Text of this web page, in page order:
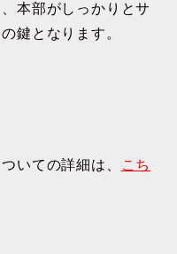
本部がしっかりとサ
鍵となります。
いての詳細は、
こち